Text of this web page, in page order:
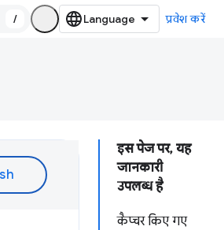
/ प्रवेश करें
इस पेज पर, यह
जानकारी
उपलब्ध है
कैप्चर किए गए